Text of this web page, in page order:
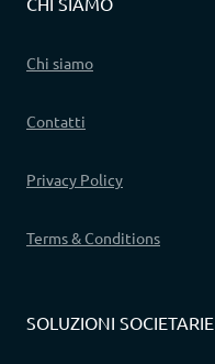
Chi siamo
Contatti
Privacy Policy
Terms & Conditions
SOLUZIONI SOCIETARIE